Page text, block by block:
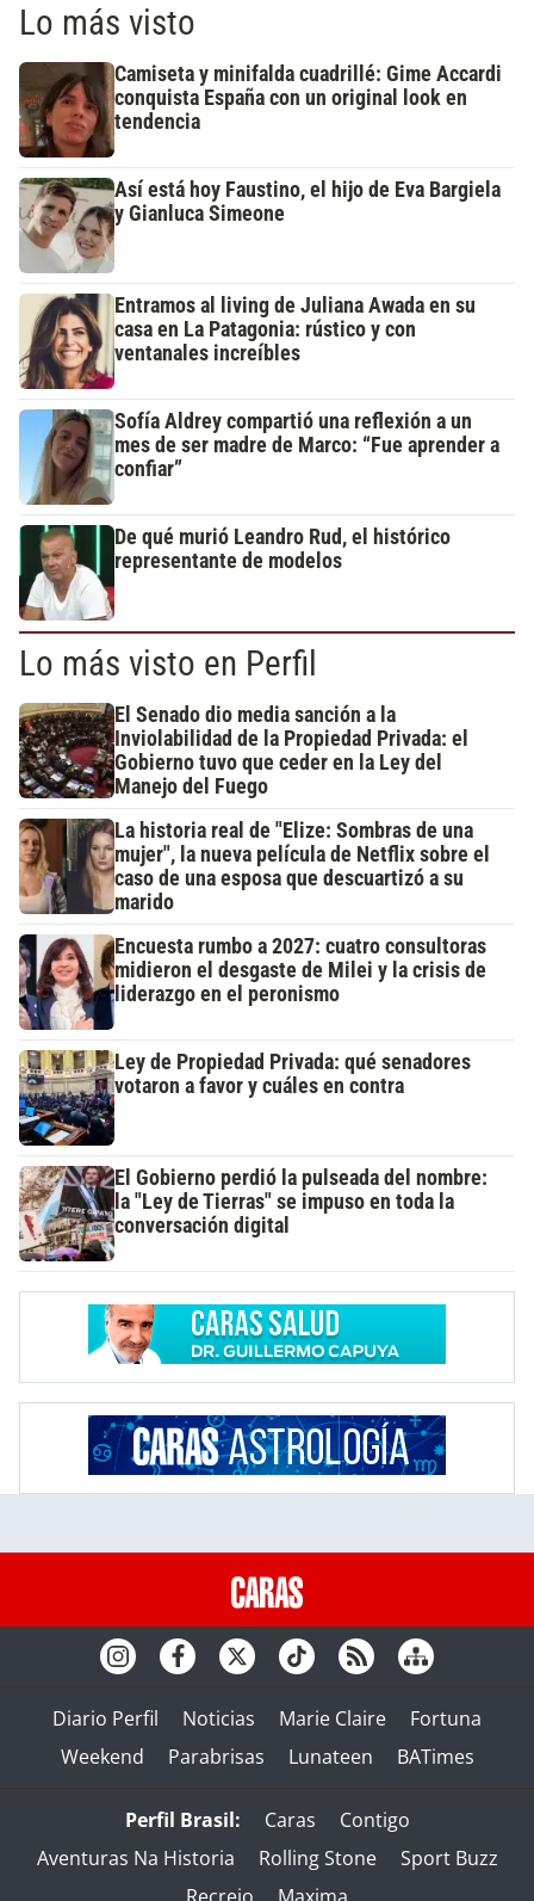
Lo más visto
Camiseta y minifalda cuadrillé: Gime Accardi
conquista España con un original look en
tendencia
Así está hoy Faustino, el hijo de Eva Bargiela
y Gianluca Simeone
Entramos al living de Juliana Awada en su
casa en La Patagonia: rústico y con
ventanales increíbles
Sofía Aldrey compartió una reflexión a un
mes de ser madre de Marco: “Fue aprender a
confiar”
De qué murió Leandro Rud, el histórico
representante de modelos
Lo más visto en Perfil
El Senado dio media sanción a la
Inviolabilidad de la Propiedad Privada: el
Gobierno tuvo que ceder en la Ley del
Manejo del Fuego
La historia real de "Elize: Sombras de una
mujer", la nueva película de Netflix sobre el
caso de una esposa que descuartizó a su
marido
Encuesta rumbo a 2027: cuatro consultoras
midieron el desgaste de Milei y la crisis de
liderazgo en el peronismo
Ley de Propiedad Privada: qué senadores
votaron a favor y cuáles en contra
El Gobierno perdió la pulseada del nombre:
la "Ley de Tierras" se impuso en toda la
conversación digital
Diario Perfil Noticias Marie Claire
Fortuna
Weekend
Parabrisas Lunateen BATimes
Perfil Brasil: Caras
Contigo
Aventuras Na Historia
Rolling Stone
Sport Buzz